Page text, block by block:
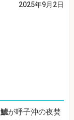
2025年9月2日
鯱が呼子沖の夜焚